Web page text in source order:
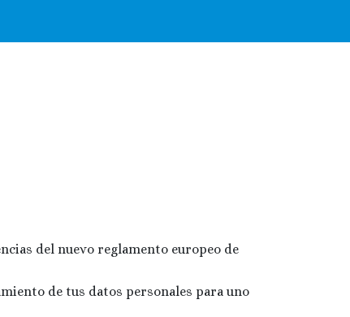
del nuevo reglamento europeo de
de tus datos personales para uno